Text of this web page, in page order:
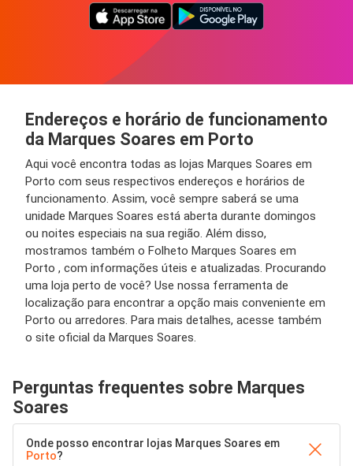
Endereços e horário de funcionamento
da Marques Soares em Porto
Aqui você encontra todas as lojas Marques Soares em
Porto com seus respectivos endereços e horários de
funcionamento. Assim, você sempre saberá se uma
unidade Marques Soares está aberta durante domingos
ou noites especiais na sua região. Além disso,
mostramos também o Folheto Marques Soares em
Porto , com informações úteis e atualizadas. Procurando
uma loja perto de você? Use nossa ferramenta de
localização para encontrar a opção mais conveniente em
Porto ou arredores. Para mais detalhes, acesse também
o site oficial da Marques Soares.
Perguntas frequentes sobre Marques
Soares
Onde posso encontrar lojas Marques Soares em
Porto?